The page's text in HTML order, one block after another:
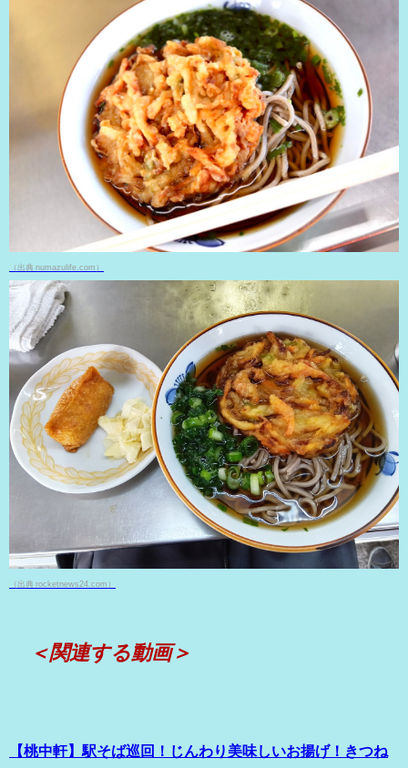
（出典 numazulife.com）
（出典 rocketnews24.com）
＜関連する動画＞
【桃中軒】駅そば巡回！じんわり美味しいお揚げ！きつね